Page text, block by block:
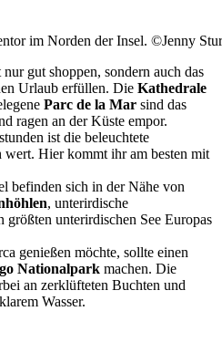
im Norden der Insel. ©Jenny
gut shoppen, sondern auch das
Urlaub erfüllen. Die Kathedrale
Parc de la Mar sind das
ragen an der Küste empor.
ist die beleuchtete
wert. Hier kommt ihr am besten mit
befinden sich in der Nähe von
, unterirdische
größten unterirdischen See Europas
genießen möchte, sollte einen
Nationalpark machen. Die
an zerklüfteten Buchten und
Wasser.